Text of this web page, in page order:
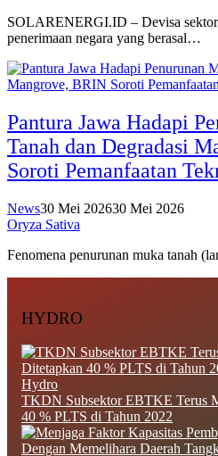
SOLARENERGI.ID – Devisa sektor
penerimaan negara yang berasal…
Pantura Jawa Hadapi
Tanah dan Degradasi
Soroti Pemanfaatan
News30 Mei 202630 Mei 2026
Oryza Sativa
Fenomena penurunan muka tanah
HYDRO
Hydro
TKDN Subsektor EBTKE Terus
40 % PLTS di Tahun 2022